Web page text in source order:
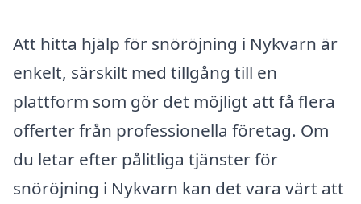
Att hitta hjälp för snöröjning i Nykvarn är
enkelt, särskilt med tillgång till en
plattform som gör det möjligt att få flera
offerter från professionella företag. Om
du letar efter pålitliga tjänster för
snöröjning i Nykvarn kan det vara värt att